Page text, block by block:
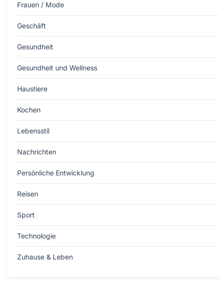
Frauen / Mode
Geschäft
Gesundheit
Gesundheit und Wellness
Haustiere
Kochen
Lebensstil
Nachrichten
Persönliche Entwicklung
Reisen
Sport
Technologie
Zuhause & Leben